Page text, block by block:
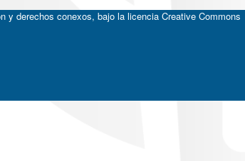
y derechos conexos, bajo la licencia Creative Commons